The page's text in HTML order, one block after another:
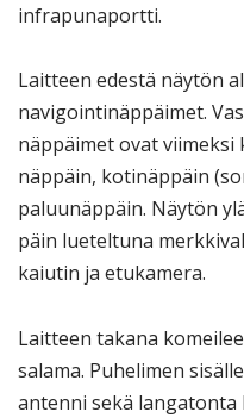
infrapunaportti.
Laitteen edestä näytön
navigointinäppäimet.
näppäimet ovat
näppäin, kotinäppäin
paluunäppäin. Näytön
päin lueteltuna
kaiutin ja etukamera.
Laitteen takana
salama. Puhelimen
antenni sekä langatonta